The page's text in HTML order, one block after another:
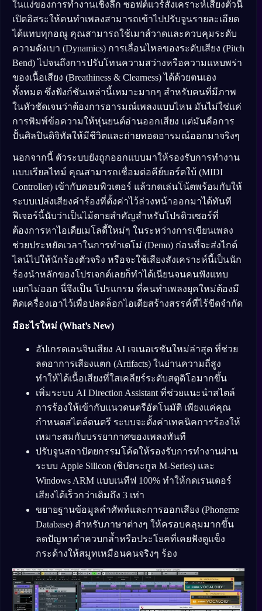
ในแง่ของการทำงานเชิงลึก ซอฟต์แวร์สังเคราะห์เสียงตัวนี้
เปิดอิสระให้คนทำเพลงสามารถเข้าไปปรับจูนรายละเอียด
ได้แทบทุกอณู คุณสามารถใช้เมาส์วาดและควบคุมระดับ
ความดังเบา (Dynamics) การเลื่อนไหลของระดับเสียง (Pitch
Bend) ไปจนถึงการปรับโทนความสว่างหรือความแหบพร่า
ของเนื้อเสียง (Breathiness & Clearness) ได้ด้วยตนเอง
ทั้งหมด ซึ่งฟังก์ชันเหล่านี้เหมาะมากๆ สำหรับคนที่มีภาพ
ในหัวชัดเจนว่าต้องการอารมณ์เพลงแบบไหน มันไม่ใช่แค่
การพิมพ์ข้อความให้หุ่นยนต์อ่านออกเสียง แต่มันคือการ
ปั้นศิลปินดิจิทัลให้มีชีวิตและถ่ายทอดอารมณ์ออกมาจริงๆ
นอกจากนี้ ตัวระบบยังถูกออกแบบมาให้รองรับการทำงาน
แบบเรียลไทม์ คุณสามารถเชื่อมต่อคีย์บอร์ดใบ้ (MIDI
Controller) เข้ากับคอมพิวเตอร์ แล้วกดเล่นโน้ตพร้อมกับให้
ระบบเปล่งเสียงคำร้องที่ตั้งค่าไว้ล่วงหน้าออกมาได้ทันที
ฟีเจอร์นี้นับว่าเป็นไม้ตายสำคัญสำหรับโปรดิวเซอร์ที่
ต้องการหาไอเดียเมโลดี้ใหม่ๆ ในระหว่างการเขียนเพลง
ช่วยประหยัดเวลาในการทำเดโม่ (Demo) ก่อนที่จะส่งไกด์
ไลน์ไปให้นักร้องตัวจริง หรือจะใช้เสียงสังเคราะห์นี้เป็นนัก
ร้องนำหลักของโปรเจกต์เลยก็ทำได้เนียนจนคนฟังแทบ
แยกไม่ออก นี่จึงเป็น โปรแกรม ที่คนทำเพลงยุคใหม่ต้องมี
ติดเครื่องเอาไว้เพื่อปลดล็อกไอเดียสร้างสรรค์ที่ไร้ขีดจำกัด
มีอะไรใหม่ (What’s New)
อัปเกรดเอนจินเสียง AI เจเนอเรชันใหม่ล่าสุด ที่ช่วย
ลดอาการเสียงแตก (Artifacts) ในย่านความถี่สูง
ทำให้ได้เนื้อเสียงที่ใสเคลียร์ระดับสตูดิโอมากขึ้น
เพิ่มระบบ AI Direction Assistant ที่ช่วยแนะนำสไตล์
การร้องให้เข้ากับแนวดนตรีอัตโนมัติ เพียงแค่คุณ
กำหนดสไตล์ดนตรี ระบบจะตั้งค่าเทคนิคการร้องให้
เหมาะสมกับบรรยากาศของเพลงทันที
ปรับจูนสถาปัตยกรรมโค้ดให้รองรับการทำงานผ่าน
ระบบ Apple Silicon (ชิปตระกูล M-Series) และ
Windows ARM แบบเนทีฟ 100% ทำให้กดเรนเดอร์
เสียงได้เร็วกว่าเดิมถึง 3 เท่า
ขยายฐานข้อมูลคำศัพท์และการออกเสียง (Phoneme
Database) สำหรับภาษาต่างๆ ให้ครอบคลุมมากขึ้น
ลดปัญหาคำควบกล้ำหรือประโยคที่เคยฟังดูแข็ง
กระด้างให้สมูทเหมือนคนจริงๆ ร้อง